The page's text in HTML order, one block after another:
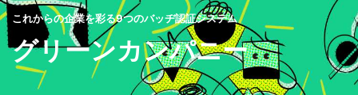
これからの企業を彩る9つのバッヂ認証システム
グリーンカンパニー